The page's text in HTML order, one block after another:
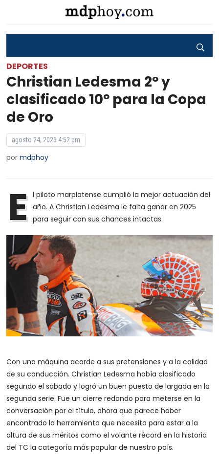
DEPORTES
Christian Ledesma 2º y
clasificado 10º para la Copa
de Oro
agosto 24, 2025 4:52 pm
pormdphoy
E l piloto marplatense cumplió la mejor actuación del
año. A Christian Ledesma le falta ganar en 2025
para seguir con sus chances intactas.
Con una máquina acorde a sus pretensiones y a la calidad
de su conducción. Christian Ledesma había clasificado
segundo el sábado y logró un buen puesto de largada en la
segunda serie. Fue un cierre redondo para meterse en la
conversación por el título, ahora que parece haber
encontrado la herramienta que necesita para estar a la
altura de sus méritos como el volante récord en la historia
del TC la categoría más popular de nuestro país.